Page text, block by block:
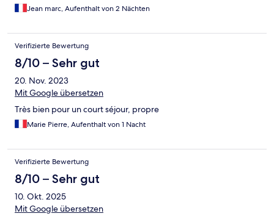
Jean marc, Aufenthalt von 2 Nächten
Verifizierte Bewertung
8/10 – Sehr gut
20. Nov. 2023
Mit Google übersetzen
Très bien pour un court séjour, propre
Marie Pierre, Aufenthalt von 1 Nacht
Verifizierte Bewertung
8/10 – Sehr gut
10. Okt. 2025
Mit Google übersetzen